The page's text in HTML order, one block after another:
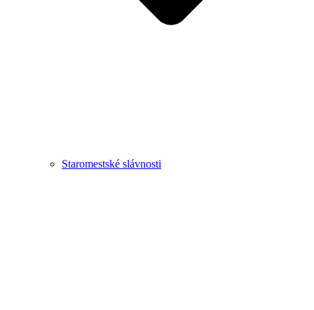
Staromestské slávnosti